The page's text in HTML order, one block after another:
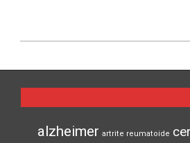
alzheimer artrite reumatoide